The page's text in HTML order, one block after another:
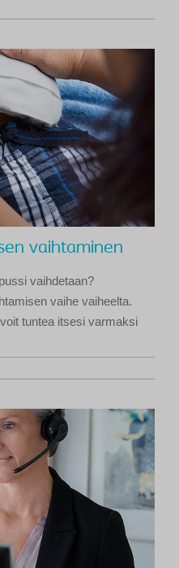
vaihtaminen
vaihdetaan?
vaihe vaiheelta.
tuntea itsesi varmaksi